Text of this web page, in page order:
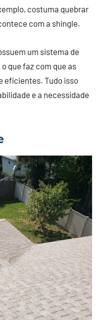
costuma quebrar
com a shingle.
um sistema de
que faz com que as
eficientes. Tudo isso
e a necessidade